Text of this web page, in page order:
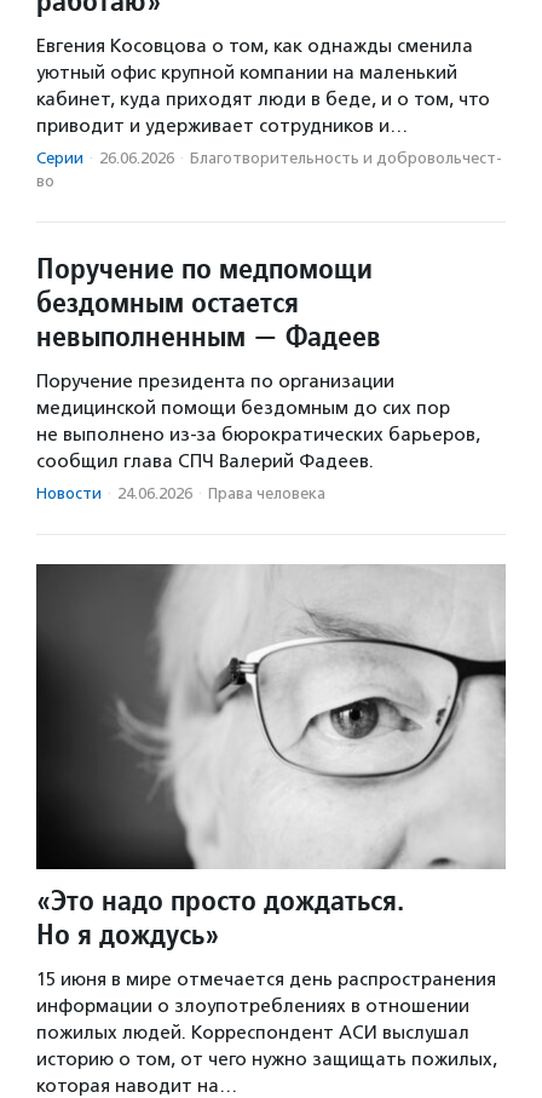
Евгения Косовцова о том, как однажды сменила
уютный офис крупной компании на маленький
кабинет, куда приходят люди в беде, и о том, что
приводит и удерживает сотрудников и…
Серии · 26.06.2026 · Благотвори­тель­ность и доброволь­чест­
во
Поручение по медпомощи
бездомным остается
невыполненным — Фадеев
Поручение президента по организации
медицинской помощи бездомным до сих пор
не выполнено из-за бюрократических барьеров,
сообщил глава СПЧ Валерий Фадеев.
Новости · 24.06.2026 · Права человека
«Это надо просто дождаться.
Но я дождусь»
15 июня в мире отмечается день распространения
информации о злоупотреблениях в отношении
пожилых людей. Корреспондент АСИ выслушал
историю о том, от чего нужно защищать пожилых,
которая наводит на…